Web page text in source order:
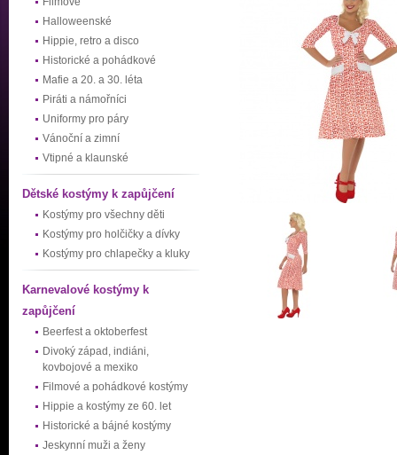
Halloweenské
Hippie, retro a disco
Historické a pohádkové
Mafie a 20. a 30. léta
Piráti a námořníci
Uniformy pro páry
Vánoční a zimní
Vtipné a klaunské
Dětské kostýmy k zapůjčení
Kostýmy pro všechny děti
Kostýmy pro holčičky a dívky
Kostýmy pro chlapečky a kluky
Karnevalové kostýmy k
zapůjčení
Beerfest a oktoberfest
Divoký západ, indiáni,
kovbojové a mexiko
Filmové a pohádkové kostýmy
Hippie a kostýmy ze 60. let
Historické a bájné kostýmy
Jeskynní muži a ženy